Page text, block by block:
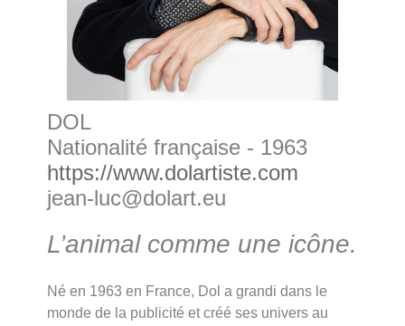
DOL
Nationalité française - 1963
https://www.dolartiste.com
jean-luc@dolart.eu
L’animal comme une icône.
Né en 1963 en France, Dol a grandi dans le
monde de la publicité et créé ses univers au